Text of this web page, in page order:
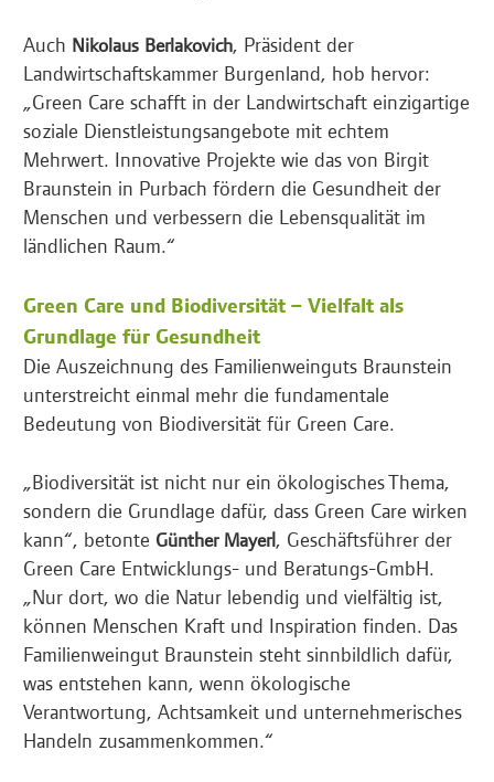
Auch Nikolaus Berlakovich, Präsident der
Landwirtschaftskammer Burgenland, hob hervor:
„Green Care schafft in der Landwirtschaft einzigartige
soziale Dienstleistungsangebote mit echtem
Mehrwert. Innovative Projekte wie das von Birgit
Braunstein in Purbach fördern die Gesundheit der
Menschen und verbessern die Lebensqualität im
ländlichen Raum.“
Green Care und Biodiversität – Vielfalt als
Grundlage für Gesundheit
Die Auszeichnung des Familienweinguts Braunstein
unterstreicht einmal mehr die fundamentale
Bedeutung von Biodiversität für Green Care.
„Biodiversität ist nicht nur ein ökologisches Thema,
sondern die Grundlage dafür, dass Green Care wirken
kann“, betonte Günther Mayerl, Geschäftsführer der
Green Care Entwicklungs- und Beratungs-GmbH.
„Nur dort, wo die Natur lebendig und vielfältig ist,
können Menschen Kraft und Inspiration finden. Das
Familienweingut Braunstein steht sinnbildlich dafür,
was entstehen kann, wenn ökologische
Verantwortung, Achtsamkeit und unternehmerisches
Handeln zusammenkommen.“